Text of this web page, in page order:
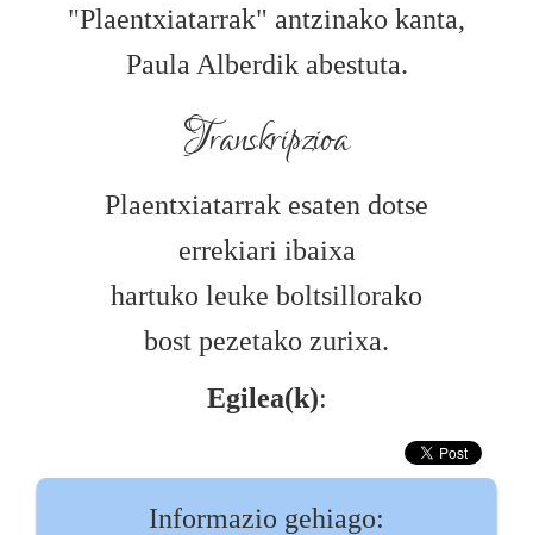
"Plaentxiatarrak" antzinako kanta,
Paula Alberdik abestuta.
Transkripzioa
Plaentxiatarrak esaten dotse
errekiari ibaixa
hartuko leuke boltsillorako
bost pezetako zurixa.
Egilea(k):
Informazio gehiago: